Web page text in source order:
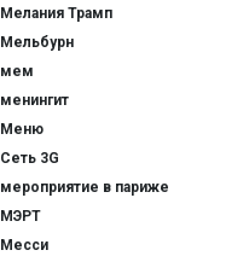
Мелания Трамп
Мельбурн
мем
менингит
Меню
Сеть 3G
мероприятие в париже
МЭРТ
Месси